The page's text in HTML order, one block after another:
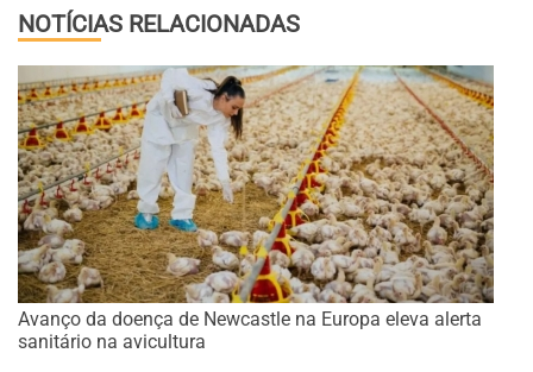
NOTÍCIAS RELACIONADAS
Avanço da doença de Newcastle na Europa eleva alerta
sanitário na avicultura